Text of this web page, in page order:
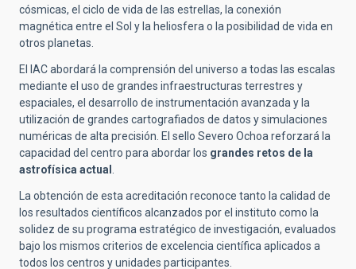
cósmicas, el ciclo de vida de las estrellas, la conexión
magnética entre el Sol y la heliosfera o la posibilidad de vida en
otros planetas.
El IAC abordará la comprensión del universo a todas las escalas
mediante el uso de grandes infraestructuras terrestres y
espaciales, el desarrollo de instrumentación avanzada y la
utilización de grandes cartografiados de datos y simulaciones
numéricas de alta precisión. El sello Severo Ochoa reforzará la
capacidad del centro para abordar los grandes retos de la
astrofísica actual
La obtención de esta acreditación reconoce tanto la calidad de
los resultados científicos alcanzados por el instituto como la
solidez de su programa estratégico de investigación, evaluados
bajo los mismos criterios de excelencia científica aplicados a
todos los centros y unidades participantes.